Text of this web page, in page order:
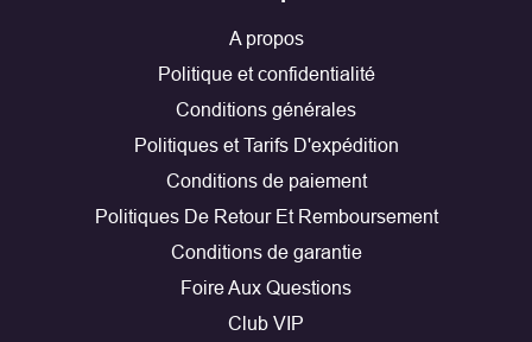
A propos
Politique et confidentialité
Conditions générales
Politiques et Tarifs D'expédition
Conditions de paiement
Politiques De Retour Et Remboursement
Conditions de garantie
Foire Aux Questions
Club VIP